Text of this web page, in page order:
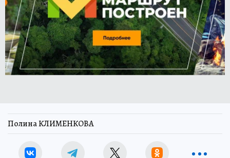
Полина КЛИМЕНКОВА